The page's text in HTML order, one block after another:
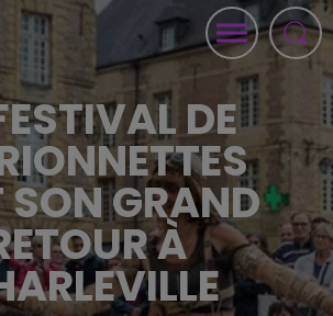
DE
GRAND
À